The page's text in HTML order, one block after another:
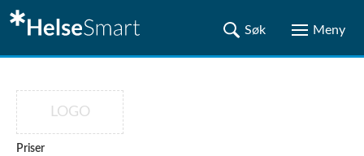
LOGO
Priser